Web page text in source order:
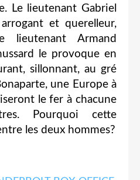
Le lieutenant Gabriel
et querelleur,
Armand
le provoque en
sillonnant, au gré
une Europe à
le fer à chacune
Pourquoi cette
les deux hommes?